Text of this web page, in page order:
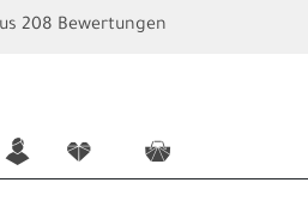
208 Bewertungen
n f c